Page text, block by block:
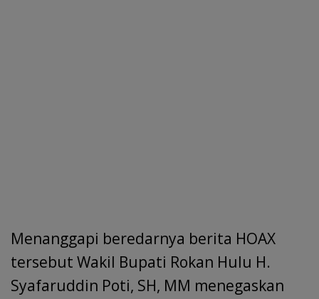
Menanggapi beredarnya berita HOAX
tersebut Wakil Bupati Rokan Hulu H.
Syafaruddin Poti, SH, MM menegaskan